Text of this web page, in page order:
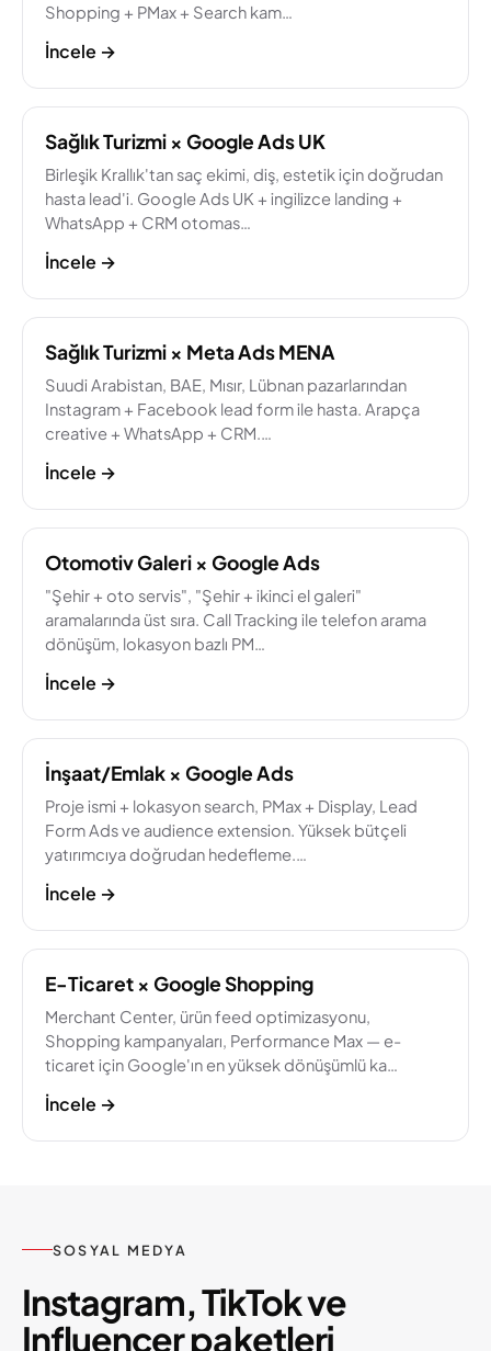
Shopping + PMax + Search kam…
İncele →
Sağlık Turizmi × Google Ads UK
Birleşik Krallık'tan saç ekimi, diş, estetik için doğrudan
hasta lead'i. Google Ads UK + ingilizce landing +
WhatsApp + CRM otomas…
İncele →
Sağlık Turizmi × Meta Ads MENA
Suudi Arabistan, BAE, Mısır, Lübnan pazarlarından
Instagram + Facebook lead form ile hasta. Arapça
creative + WhatsApp + CRM.…
İncele →
Otomotiv Galeri × Google Ads
"Şehir + oto servis", "Şehir + ikinci el galeri"
aramalarında üst sıra. Call Tracking ile telefon arama
dönüşüm, lokasyon bazlı PM…
İncele →
İnşaat/Emlak × Google Ads
Proje ismi + lokasyon search, PMax + Display, Lead
Form Ads ve audience extension. Yüksek bütçeli
yatırımcıya doğrudan hedefleme.…
İncele →
E-Ticaret × Google Shopping
Merchant Center, ürün feed optimizasyonu,
Shopping kampanyaları, Performance Max — e-
ticaret için Google'ın en yüksek dönüşümlü ka…
İncele →
SOSYAL MEDYA
Instagram, TikTok ve
Influencer paketleri